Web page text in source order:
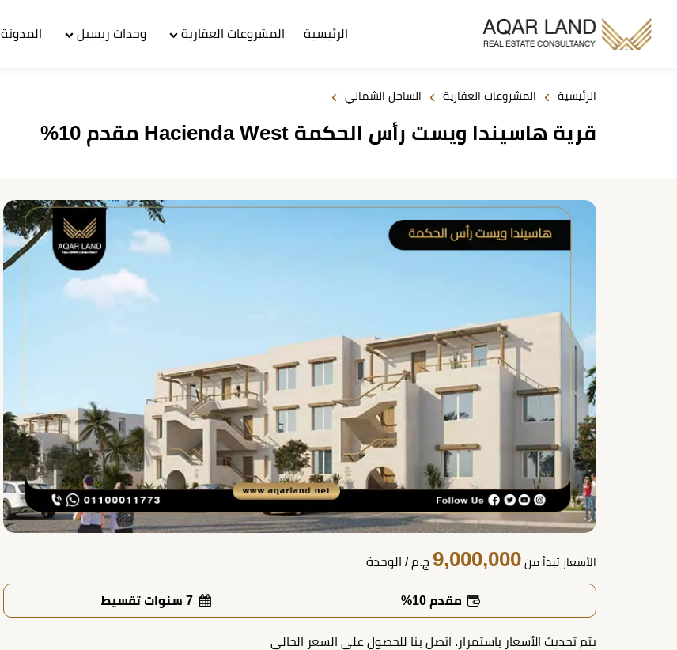
الرئيسية المشروعات العقارية وحدات ريسيل المدونة
الرئيسية › المشروعات العقارية › الساحل الشمالي ›
قرية هاسيندا ويست رأس الحكمة Hacienda West مقدم 10%
الأسعار تبدأ من 9,000,000 ج.م / الوحدة
مقدم 10%
يتم تحديث الأسعار باستمرار. اتصل بنا للحصول على السعر الحالي